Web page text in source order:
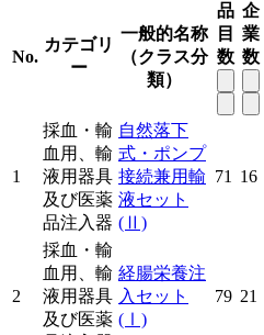
No.
カテゴリ
ー
一般的名称
（クラス分
類）
品
目
数
企
業
数
1
採血・輸
血用、輸
液用器具
及び医薬
品注入器
自然落下
式・ポンプ
接続兼用輸
液セット
(Ⅱ)
71 16
2
採血・輸
血用、輸
液用器具
及び医薬
経腸栄養注
入セット
(Ⅰ)
79 21